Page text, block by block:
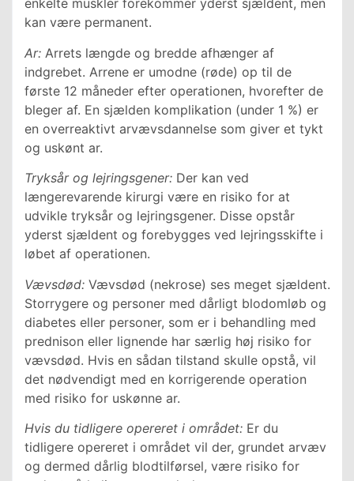
enkelte muskler forekommer yderst sjældent, men
kan være permanent.
Ar: Arrets længde og bredde afhænger af
indgrebet. Arrene er umodne (røde) op til de
første 12 måneder efter operationen, hvorefter de
bleger af. En sjælden komplikation (under 1 %) er
en overreaktivt arvævsdannelse som giver et tykt
og uskønt ar.
Tryksår og lejringsgener: Der kan ved
længerevarende kirurgi være en risiko for at
udvikle tryksår og lejringsgener. Disse opstår
yderst sjældent og forebygges ved lejringsskifte i
løbet af operationen.
Vævsdød: Vævsdød (nekrose) ses meget sjældent.
Storrygere og personer med dårligt blodomløb og
diabetes eller personer, som er i behandling med
prednison eller lignende har særlig høj risiko for
vævsdød. Hvis en sådan tilstand skulle opstå, vil
det nødvendigt med en korrigerende operation
med risiko for uskønne ar.
Hvis du tidligere opereret i området: Er du
tidligere opereret i området vil der, grundet arvæv
og dermed dårlig blodtilførsel, være risiko for